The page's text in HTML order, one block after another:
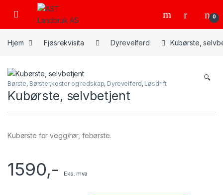
Skip to navigation
Skip to content
Open 0
Hjem Fjøsrekvisita Dyrevelferd Kubørste,
🔍
Børste, Børster,koster og redskap, Dyrevelferd, Løsdrift
Kubørste, selvbetjent
Kubørste for vegg/rør, febørste.
1590,- Eks. mva